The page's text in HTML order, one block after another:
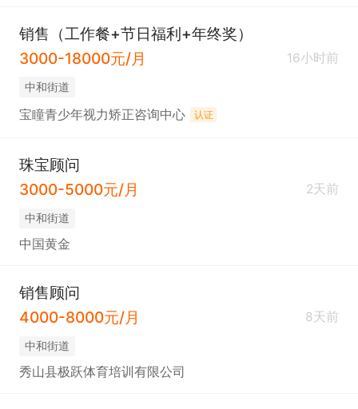
销售（工作餐+节日福利+年终奖）
3000-18000元/月
16小时前
中和街道
宝瞳青少年视力矫正咨询中心 认证
珠宝顾问
3000-5000元/月
2天前
中和街道
中国黄金
销售顾问
4000-8000元/月
8天前
中和街道
秀山县极跃体育培训有限公司